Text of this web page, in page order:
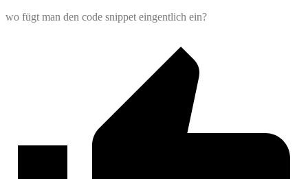
wo fügt man den code snippet eingentlich ein?